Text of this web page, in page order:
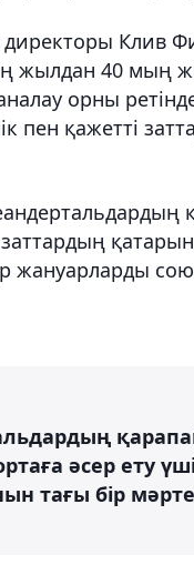
директоры Клив
40 мың
орны
пен қажетті
жануарларды
әсер ету
тағы бір